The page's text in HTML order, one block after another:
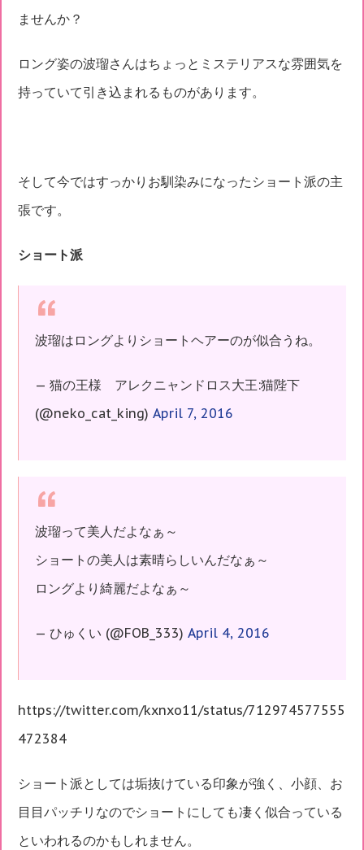
ませんか？
ロング姿の波瑠さんはちょっとミステリアスな雰囲気を
持っていて引き込まれるものがあります。
そして今ではすっかりお馴染みになったショート派の主
張です。
ショート派
波瑠はロングよりショートヘアーのが似合うね。
— 猫の王様 アレクニャンドロス大王:猫陛下
(@neko_cat_king) April 7, 2016
波瑠って美人だよなぁ～
ショートの美人は素晴らしいんだなぁ～
ロングより綺麗だよなぁ～
— ひゅくい (@FOB_333) April 4, 2016
https://twitter.com/kxnxo11/status/712974577555
472384
ショート派としては垢抜けている印象が強く、小顔、お
目目パッチリなのでショートにしても凄く似合っている
といわれるのかもしれません。